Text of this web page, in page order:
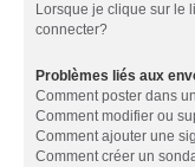
Lorsque je clique sur le
connecter?
Problèmes liés aux
Comment poster dans
Comment modifier ou
Comment ajouter une
Comment créer un